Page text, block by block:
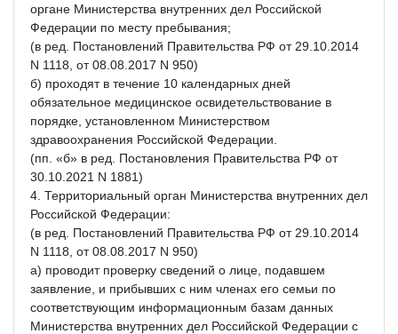
органе Министерства внутренних дел Российской
Федерации по месту пребывания;
(в ред. Постановлений Правительства РФ от 29.10.2014
N 1118, от 08.08.2017 N 950)
б) проходят в течение 10 календарных дней
обязательное медицинское освидетельствование в
порядке, установленном Министерством
здравоохранения Российской Федерации.
(пп. «б» в ред. Постановления Правительства РФ от
30.10.2021 N 1881)
4. Территориальный орган Министерства внутренних дел
Российской Федерации:
(в ред. Постановлений Правительства РФ от 29.10.2014
N 1118, от 08.08.2017 N 950)
а) проводит проверку сведений о лице, подавшем
заявление, и прибывших с ним членах его семьи по
соответствующим информационным базам данных
Министерства внутренних дел Российской Федерации с